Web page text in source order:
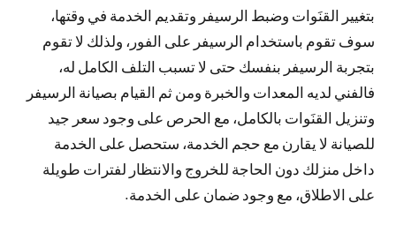
بتغيير القنَوات وضبط الرسيفر وتقديم الخدمة في وقتها،
سوف تقوم باستخدام الرسيفر على الفور، ولذلك لا تقوم
بتجربة الرسيفر بنفسك حتى لا تسبب التلف الكامل له،
فالفني لديه المعدات والخبرة ومن ثم القيام بصيانة الرسيفر
وتنزيل القنَوات بالكامل، مع الحرص على وجود سعر جيد
للصيانة لا يقارن مع حجم الخدمة، ستحصل على الخدمة
داخل منزلك دون الحاجة للخروج والانتظار لفترات طويلة
على الاطلاق، مع وجود ضمان على الخدمة.